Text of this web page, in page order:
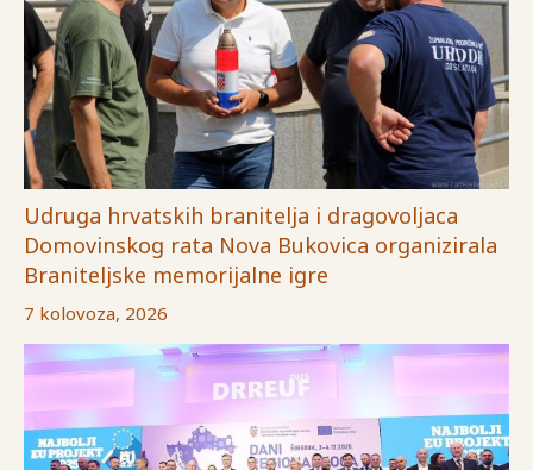
Udruga hrvatskih branitelja i dragovoljaca
Domovinskog rata Nova Bukovica organizirala
Braniteljske memorijalne igre
7 kolovoza, 2026